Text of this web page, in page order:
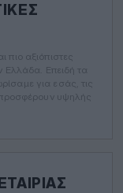
πιο αξιόπιστες
Ελλάδα. Επειδή τα
για εσάς, τις
υψηλής